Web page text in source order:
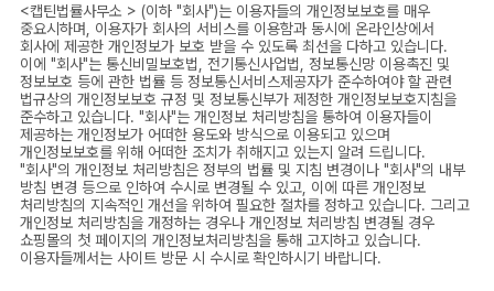
<캡틴법률사무소 > (이하 "회사")는 이용자들의 개인정보보호를 매우
중요시하며, 이용자가 회사의 서비스를 이용함과 동시에 온라인상에서
회사에 제공한 개인정보가 보호 받을 수 있도록 최선을 다하고 있습니다.
이에 "회사"는 통신비밀보호법, 전기통신사업법, 정보통신망 이용촉진 및
정보보호 등에 관한 법률 등 정보통신서비스제공자가 준수하여야 할 관련
법규상의 개인정보보호 규정 및 정보통신부가 제정한 개인정보보호지침을
준수하고 있습니다. "회사"는 개인정보 처리방침을 통하여 이용자들이
제공하는 개인정보가 어떠한 용도와 방식으로 이용되고 있으며
개인정보보호를 위해 어떠한 조치가 취해지고 있는지 알려 드립니다.
"회사"의 개인정보 처리방침은 정부의 법률 및 지침 변경이나 "회사"의 내부
방침 변경 등으로 인하여 수시로 변경될 수 있고, 이에 따른 개인정보
처리방침의 지속적인 개선을 위하여 필요한 절차를 정하고 있습니다. 그리고
개인정보 처리방침을 개정하는 경우나 개인정보 처리방침 변경될 경우
쇼핑몰의 첫 페이지의 개인정보처리방침을 통해 고지하고 있습니다.
이용자들께서는 사이트 방문 시 수시로 확인하시기 바랍니다.